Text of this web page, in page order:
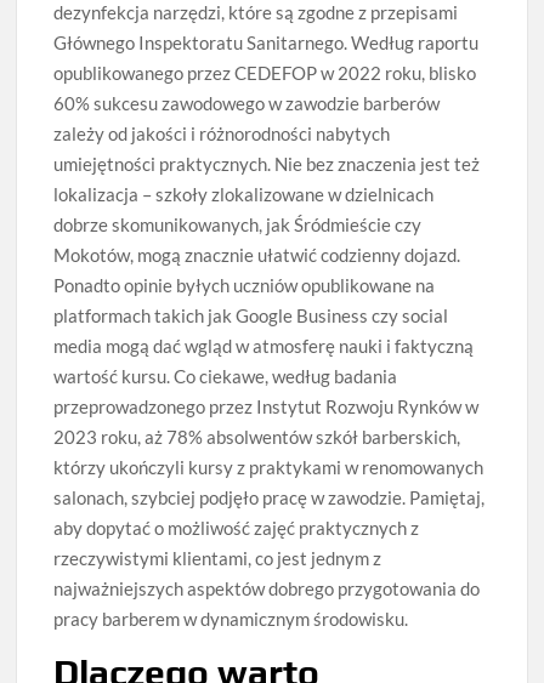
dezynfekcja narzędzi, które są zgodne z przepisami
Głównego Inspektoratu Sanitarnego. Według raportu
opublikowanego przez CEDEFOP w 2022 roku, blisko
60% sukcesu zawodowego w zawodzie barberów
zależy od jakości i różnorodności nabytych
umiejętności praktycznych. Nie bez znaczenia jest też
lokalizacja – szkoły zlokalizowane w dzielnicach
dobrze skomunikowanych, jak Śródmieście czy
Mokotów, mogą znacznie ułatwić codzienny dojazd.
Ponadto opinie byłych uczniów opublikowane na
platformach takich jak Google Business czy social
media mogą dać wgląd w atmosferę nauki i faktyczną
wartość kursu. Co ciekawe, według badania
przeprowadzonego przez Instytut Rozwoju Rynków w
2023 roku, aż 78% absolwentów szkół barberskich,
którzy ukończyli kursy z praktykami w renomowanych
salonach, szybciej podjęło pracę w zawodzie. Pamiętaj,
aby dopytać o możliwość zajęć praktycznych z
rzeczywistymi klientami, co jest jednym z
najważniejszych aspektów dobrego przygotowania do
pracy barberem w dynamicznym środowisku.
Dlaczego warto